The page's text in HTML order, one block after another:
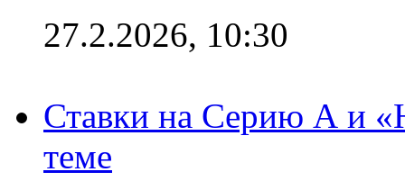
27.2.2026, 10:30
Ставки на Серию А и
теме